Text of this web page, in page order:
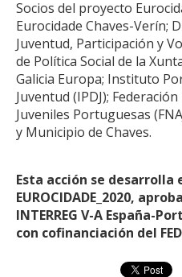
Socios del proyecto
Eurocidade Chaves-Verín;
Juventud, Participación y
de Política Social de la
Galicia Europa; Instituto
Juventud (IPDJ);
Juveniles Portuguesas
y Municipio de Chaves.
Esta acción se
EUROCIDADE_2020,
INTERREG V-A España-
con cofinanciación del